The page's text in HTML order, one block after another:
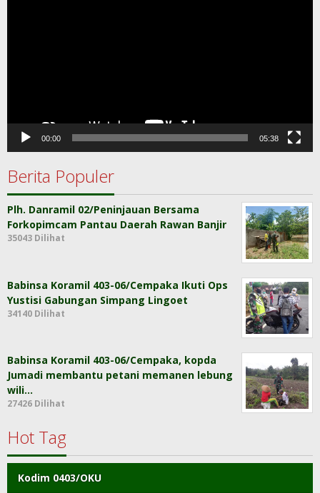
00:00 05:38
Berita Populer
Plh. Danramil 02/Peninjauan Bersama
Forkopimcam Pantau Daerah Rawan Banjir
35043 Dilihat
Babinsa Koramil 403-06/Cempaka Ikuti Ops
Yustisi Gabungan Simpang Lingoet
34140 Dilihat
Babinsa Koramil 403-06/Cempaka, kopda
Jumadi membantu petani memanen lebung
wili…
27426 Dilihat
Hot Tag
Kodim 0403/OKU